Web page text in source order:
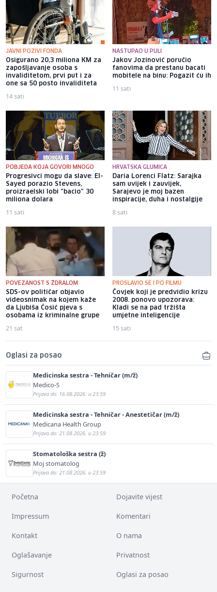
JAVNI POZIVI FONDA
Osigurano 20,3 miliona KM za
zapošljavanje osoba s
invaliditetom, prvi put i za
one sa 50 posto invaliditeta
14 sati
NASTUPAO U PULI
Jakov Jozinović poručio
fanovima da prestanu bacati
mobitele na binu: Pogazit ću ih
11 sati
POBJEDA KOJA GOVORI MNOGO
Progresivci mogu da slave: El-
Sayed porazio Stevens,
proizraelski lobi "bacio" 30
miliona dolara
11 sati
HRVATSKA GLUMICA
Daria Lorenci Flatz: Sarajka
sam uvijek i zauvijek,
Sarajevo je moj bazen
inspiracije, duha i nostalgije
8 sati
POVEZANOST S ŽDRALOM
SDS-ov političar objavio
videosnimak na kojem kaže
da Ljubiša Ćosić pjeva s
osobama iz kriminalne grupe
21 sat
PROSLAVIO SE I PO FILMU
Čovjek koji je predvidio krizu
2008. ponovo upozorava:
Kladi se na pad tržišta
umjetne inteligencije
15 sati
Oglasi za posao
Medicinska sestra - Tehničar (m/ž)
Medico-S
Prijava do: 16.08.2026. u 23:59
Medicinska sestra - Tehničar - Anestetičar (m/ž)
Medicana Health Group
Prijava do: 21.08.2026. u 23:59
Stomatološka sestra (ž)
Moj stomatolog
Prijava do: 21.08.2026. u 23:59
Početna Dojavite vijest
Impressum Komentari
Kontakt O nama
Oglašavanje Privatnost
Sigurnost Oglasi za posao